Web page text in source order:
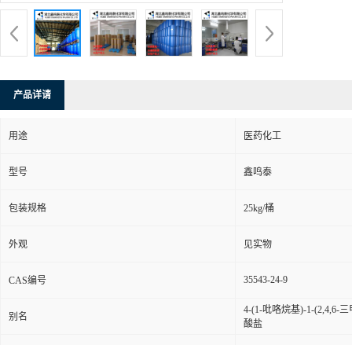
产品详请
用途 医药化工
型号 鑫鸣泰
包装规格 25kg/桶
外观 见实物
CAS编号 35543-24-9
别名
4-(1-吡咯烷基)-1-(2,4,6-
酸盐